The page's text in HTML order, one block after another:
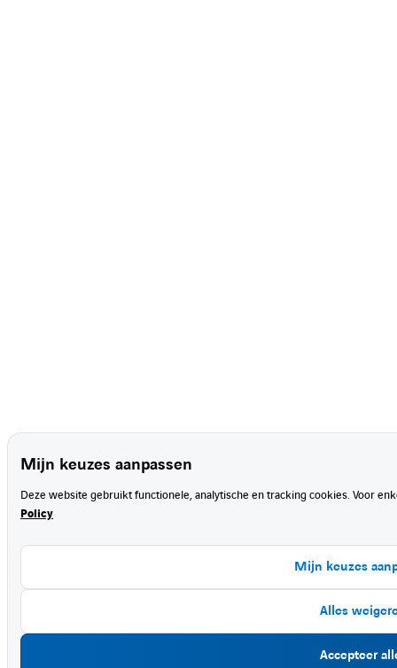
Mijn keuzes aanpassen
Deze website gebruikt functionele, analytische en tracking cookies. Voor
Policy
Mijn keuzes
Alles
Accepteer